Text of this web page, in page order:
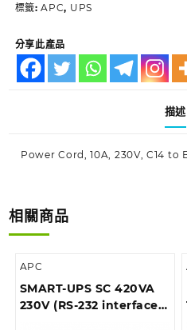
標籤:APC, UPS
分享此產品
描述
Power Cord, 10A, 230V, C14 to
相關商品
APC
SMART-UPS SC 420VA
230V (RS-232 interface),